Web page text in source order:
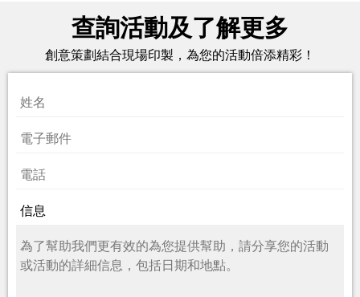
查詢活動及了解更多
創意策劃結合現場印製，為您的活動倍添精彩！
信息